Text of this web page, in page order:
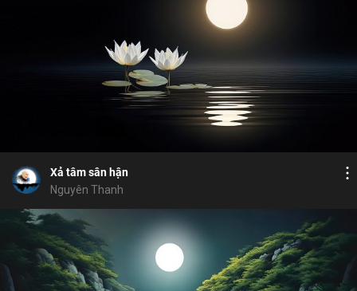
Xả tâm sân hận
Nguyên Thanh
Bỏ chọn
Cảm hứng
Bỏ chọn
Bình luận
Lưu
Bỏ chọn